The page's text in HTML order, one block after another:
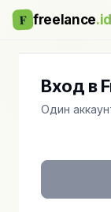
F freelance.id
Вход в
Один